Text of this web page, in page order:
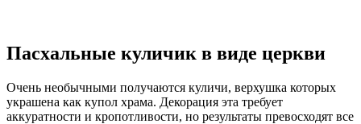
Пасхальные куличик в виде церкви
Очень необычными получаются куличи, верхушка которых
украшена как купол храма. Декорация эта требует
аккуратности и кропотливости, но результаты превосходят все